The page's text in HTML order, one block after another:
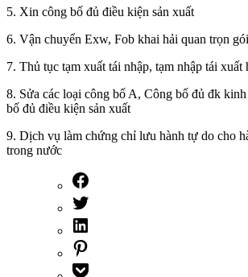
5. Xin công bố đủ điều kiện sản xuất
6. Vận chuyển Exw, Fob khai hải quan trọn gói
7. Thủ tục tạm xuất tái nhập, tạm nhập tái xuất
8. Sửa các loại công bố A, Công bố đủ đk
bố đủ điều kiện sản xuất
9. Dịch vụ làm chứng chỉ lưu hành tự do cho
trong nước